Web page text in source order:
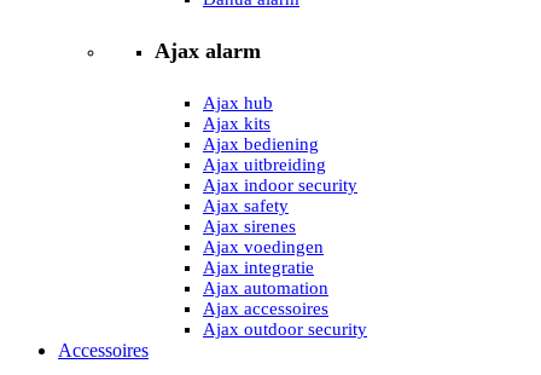
Ajax alarm
Ajax hub
Ajax kits
Ajax bediening
Ajax uitbreiding
Ajax indoor security
Ajax safety
Ajax sirenes
Ajax voedingen
Ajax integratie
Ajax automation
Ajax accessoires
Ajax outdoor security
Accessoires